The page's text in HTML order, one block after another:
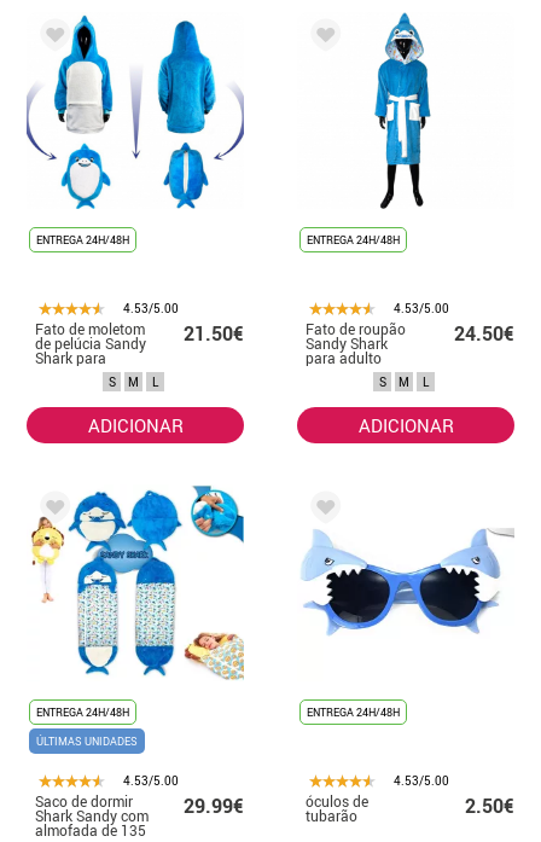
ENTREGA 24H/48H
4.53/5.00
Fato de moletom
de pelúcia Sandy
Shark para
adulto
21.50€
S M L
ADICIONAR
ENTREGA 24H/48H
4.53/5.00
Fato de roupão
Sandy Shark
para adulto
24.50€
S M L
ADICIONAR
ENTREGA 24H/48H
ÚLTIMAS UNIDADES
4.53/5.00
Saco de dormir
Shark Sandy com
almofada de 135
29.99€
ENTREGA 24H/48H
4.53/5.00
óculos de
tubarão 2.50€